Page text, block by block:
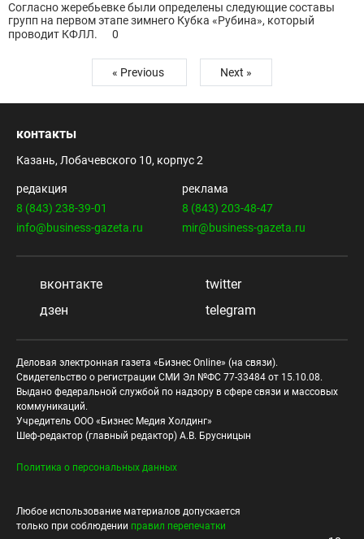
Согласно жеребьевке были определены следующие составы
групп на первом этапе зимнего Кубка «Рубина», который
проводит КФЛЛ.
0
« Previous Next »
контакты
Казань, Лобачевского 10, корпус 2
редакция
8 (843) 238-39-01
info@business-gazeta.ru
реклама
8 (843) 203-48-47
mir@business-gazeta.ru
вконтакте
twitter
дзен
telegram
Деловая электронная газета «Бизнес Online» (на связи).
Свидетельство о регистрации СМИ Эл №ФС 77-33484 от 15.10.08.
Выдано федеральной службой по надзору в сфере связи и массовых
коммуникаций.
Учредитель ООО «Бизнес Медия Холдинг»
Шеф-редактор (главный редактор) А.В. Брусницын
Политика о персональных данных
Любое использование материалов допускается
только при соблюдении правил перепечатки